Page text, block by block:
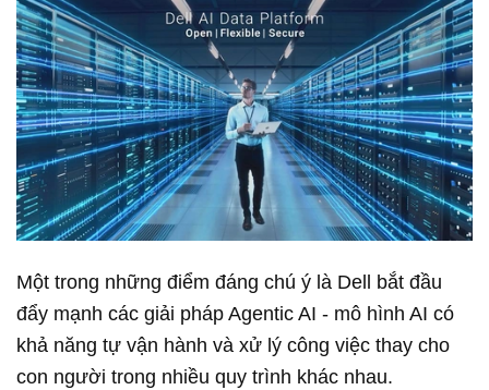
Một trong những điểm đáng chú ý là Dell bắt đầu
đẩy mạnh các giải pháp Agentic AI - mô hình AI có
khả năng tự vận hành và xử lý công việc thay cho
con người trong nhiều quy trình khác nhau.